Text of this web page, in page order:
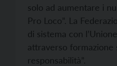
solo ad aumentare i
Pro Loco”. La
di sistema con
attraverso formazione
responsabilità”.